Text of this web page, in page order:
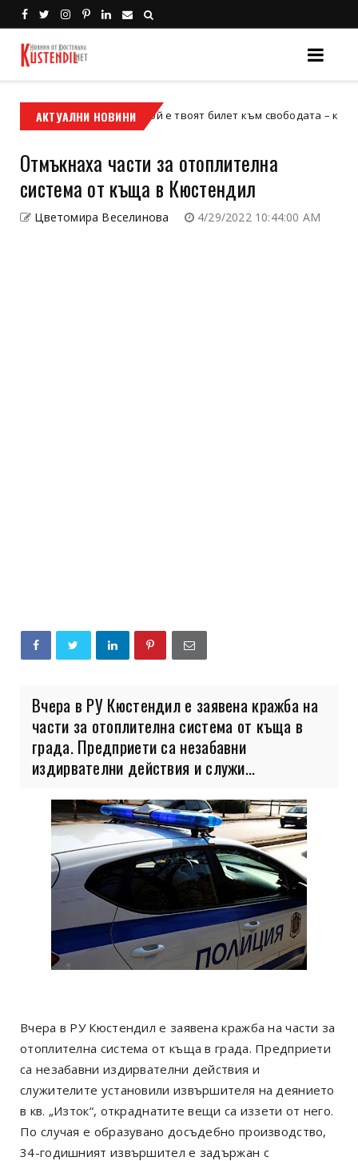
АКТУАЛНИ НОВИНИ
кросов мотор Кой е твоят билет към свободата – кросовият
Отмъкнаха части за отоплителна
система от къща в Кюстендил
Цветомира Веселинова 4/29/2022 10:44:00 AM
Вчера в РУ Кюстендил е заявена кражба на
части за отоплителна система от къща в
града. Предприети са незабавни
издирвателни действия и служи...
Вчера в РУ Кюстендил е заявена кражба на части за
отоплителна система от къща в града. Предприети
са незабавни издирвателни действия и
служителите установили извършителя на деянието
в кв. „Изток“, откраднатите вещи са иззети от него.
По случая е образувано досъдебно производство,
34-годишният извършител е задържан с